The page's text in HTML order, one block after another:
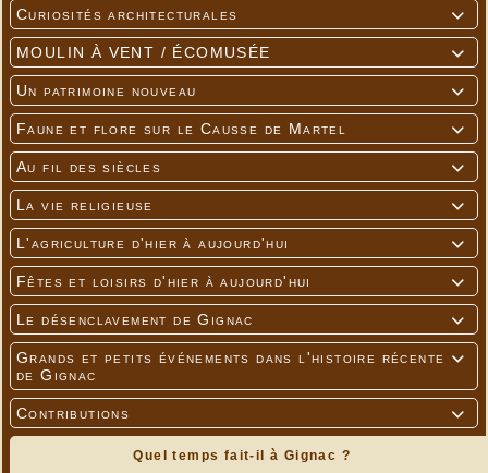

Curiosités architecturales

MOULIN À VENT / ÉCOMUSÉE

Un patrimoine nouveau

Faune et flore sur le Causse de Martel

Au fil des siècles

La vie religieuse

L'agriculture d'hier à aujourd'hui

Fêtes et loisirs d'hier à aujourd'hui

Le désenclavement de Gignac

Grands et petits événements dans l'histoire récente
de Gignac

Contributions
Quel temps fait-il à Gignac ?